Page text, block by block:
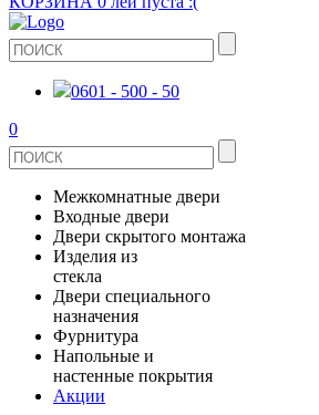
0601 - 500 - 50
0
Межкомнатные двери
ШПОНИРОВАНЫЕ
ЭКОШПОН
ЭМАЛЬ
ИЗ МАССИВА СОСНЫ
Входные двери
МЕТАЛЛИЧЕСКИЕ ДВЕРИ
В КВАРТИРУ
ДЛЯ ДОМА
Двери скрытого монтажа
СТЕКЛЯННЫЕ
ЗЕРКАЛЬНЫЕ
КЕРАМОГРАНИТ
Изделия из
стекла
ДВЕРИ
ДУШЕВЫЕ КАБИНЫ И ПЕРЕГОРОДКИ
Двери специального
назначения
ПРОТИВОПОЖАРНЫЕ
Фурнитура
ДВЕРНЫЕ РУЧКИ
Напольные и
настенные покрытия
Акции